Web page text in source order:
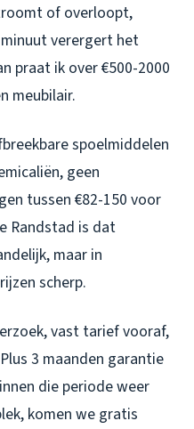
of overloopt,
verergert het
praat ik over €500-2000
meubilair.
spoelmiddelen
geen
tussen €82-150 voor
Randstad is dat
maar in
scherp.
vast tarief vooraf,
3 maanden garantie
die periode weer
komen we gratis